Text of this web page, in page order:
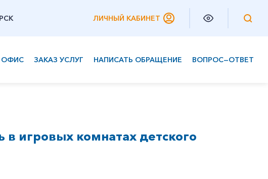
ЛИЧНЫЙ КАБИНЕТ
ОФИС ЗАКАЗ УСЛУГ НАПИСАТЬ ОБРАЩЕНИЕ ВОПРОС—ОТВЕТ
игровых комнатах детского